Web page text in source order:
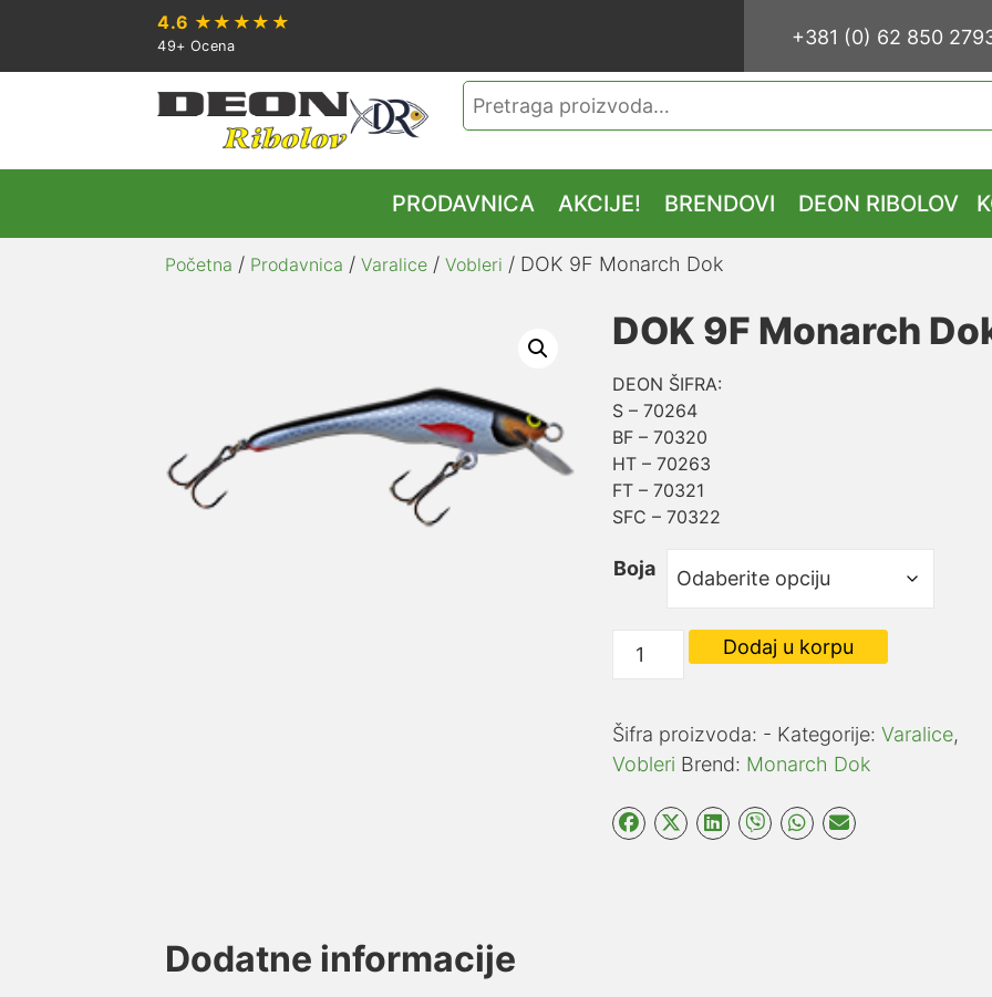
4.6 ★★★★★
49+ Ocena +381 (0) 62 850
Pretraga
za:
PRODAVNICA AKCIJE! BRENDOVI DEON RIBOLOV
Početna / Prodavnica /Varalice /Vobleri / DOK 9F Monarch Dok
DOK 9F Monarch
DEON ŠIFRA:
S – 70264
BF – 70320
HT – 70263
FT – 70321
SFC – 70322
Boja
DOK
9F
Dok
količina
Dodaj u korpu
Šifra proizvoda: - Kategorije:Varalice,
Vobleri Brend: Monarch Dok
Dodatne informacije